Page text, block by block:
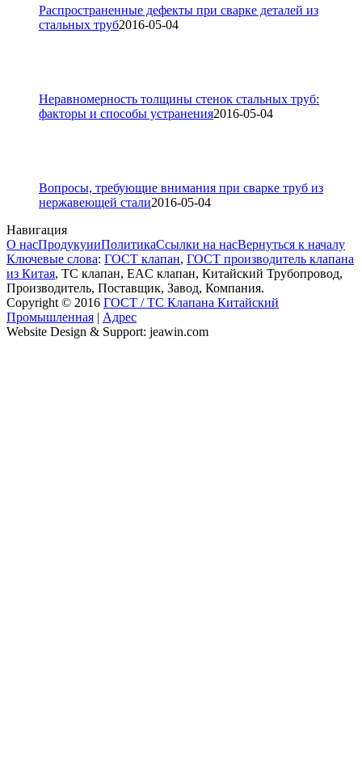
Распространенные дефекты при сварке деталей из
стальных труб2016-05-04
Неравномерность толщины стенок стальных труб:
факторы и способы устранения2016-05-04
Вопросы, требующие внимания при сварке труб из
нержавеющей стали2016-05-04
Навигация
О насПродукуииПолитикаСсылки на насВернуться к началу
Ключевые слова: ГОСТ клапан, ГОСТ производитель клапана
из Китая, ТС клапан, EAC клапан, Китайский Трубопровод,
Производитель, Поставщик, Завод, Компания.
Copyright © 2016 ГОСТ / ТС Клапана Китайский
Промышленная | Адрес
Website Design & Support: jeawin.com